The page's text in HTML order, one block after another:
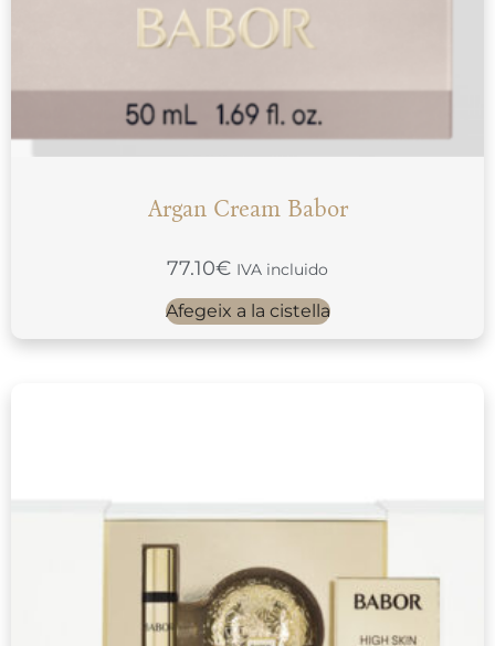
Argan Cream Babor
77.10€ IVA incluido
Afegeix a la cistella